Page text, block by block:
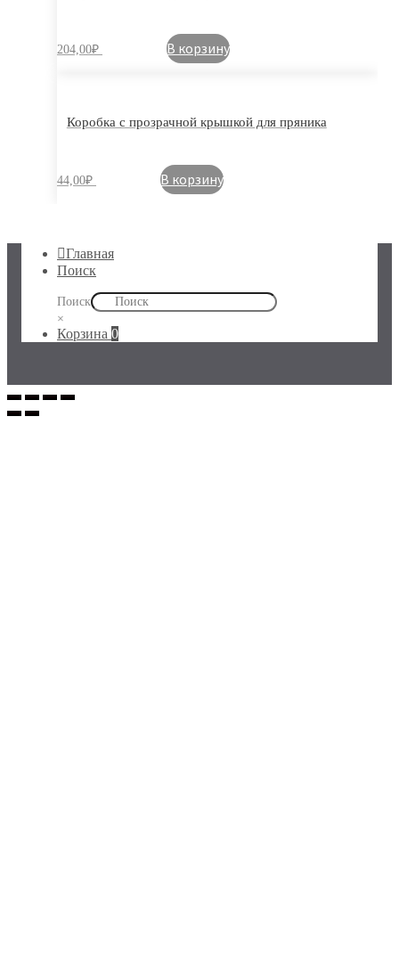
204,00₽ В корзину
Коробка с прозрачной крышкой для пряника
44,00₽ В корзину
Главная
Поиск
Поиск
×
Корзина 0